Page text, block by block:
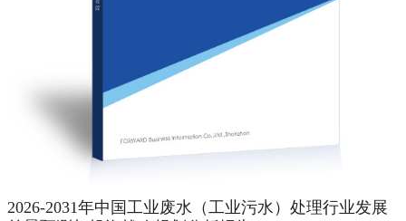
2026-2031年中国工业废水（工业污水）处理行业发展